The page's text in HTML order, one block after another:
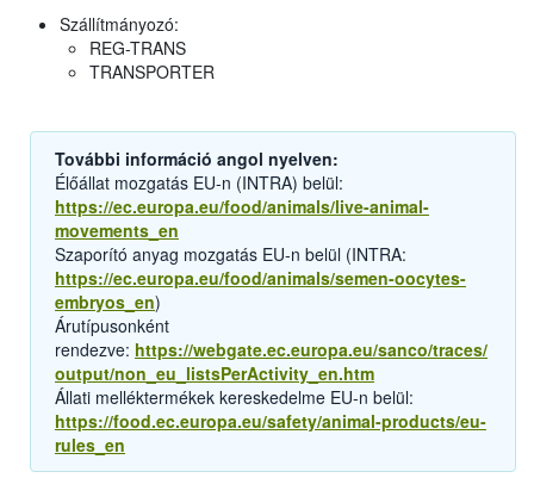
Szállítmányozó:
REG-TRANS
TRANSPORTER
További információ angol nyelven:
Élőállat mozgatás EU-n (INTRA) belül:
https://ec.europa.eu/food/animals/live-animal-
movements_en
Szaporító anyag mozgatás EU-n belül (INTRA:
https://ec.europa.eu/food/animals/semen-oocytes-
embryos_en)
Árutípusonként
rendezve: https://webgate.ec.europa.eu/sanco/traces/
output/non_eu_listsPerActivity_en.htm
Állati melléktermékek kereskedelme EU-n belül:
https://food.ec.europa.eu/safety/animal-products/eu-
rules_en